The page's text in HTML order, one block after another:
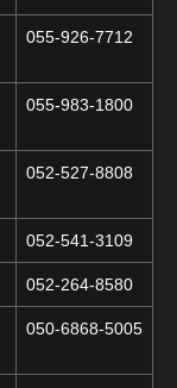
055-926-7712
055-983-1800
052-527-8808
052-541-3109
052-264-8580
050-6868-5005